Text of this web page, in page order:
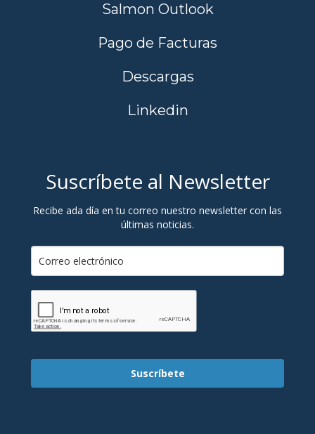
Salmon Outlook
Pago de Facturas
Descargas
Linkedin
Suscríbete al Newsletter
Recibe ada día en tu correo nuestro newsletter con las
últimas noticias.
Suscríbete